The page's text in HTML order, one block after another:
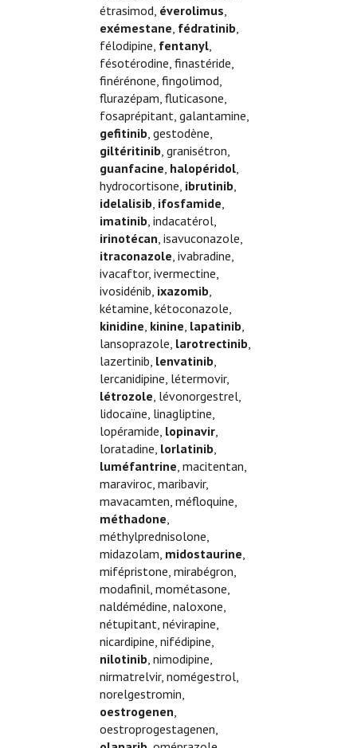
étrasimod, éverolimus,
exémestane, fédratinib,
félodipine, fentanyl,
fésotérodine, finastéride,
finérénone, fingolimod,
flurazépam, fluticasone,
fosaprépitant, galantamine,
gefitinib, gestodène,
giltéritinib, granisétron,
guanfacine, halopéridol,
hydrocortisone, ibrutinib,
idelalisib, ifosfamide,
imatinib, indacatérol,
irinotécan, isavuconazole,
itraconazole, ivabradine,
ivacaftor, ivermectine,
ivosidénib, ixazomib,
kétamine, kétoconazole,
kinidine, kinine, lapatinib,
lansoprazole, larotrectinib,
lazertinib, lenvatinib,
lercanidipine, létermovir,
létrozole, lévonorgestrel,
lidocaïne, linagliptine,
lopéramide, lopinavir,
loratadine, lorlatinib,
luméfantrine, macitentan,
maraviroc, maribavir,
mavacamten, méfloquine,
méthadone,
méthylprednisolone,
midazolam, midostaurine,
mifépristone, mirabégron,
modafinil, mométasone,
naldémédine, naloxone,
nétupitant, névirapine,
nicardipine, nifédipine,
nilotinib, nimodipine,
nirmatrelvir, nomégestrol,
norelgestromin,
oestrogenen,
oestroprogestagenen,